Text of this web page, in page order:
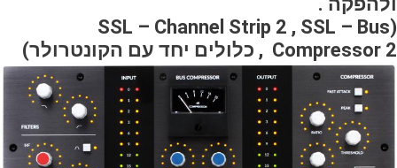
(SSL – Channel Strip 2 , SSL – Bus
Compressor 2 , כלולים יחד עם הקונטרולר)